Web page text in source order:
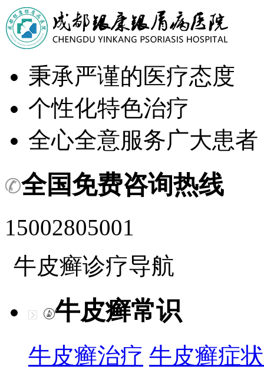
秉承严谨的医疗态度
个性化特色治疗
全心全意服务广大患者
全国免费咨询热线
15002805001
牛皮癣诊疗导航
牛皮癣常识
牛皮癣治疗 牛皮癣症状